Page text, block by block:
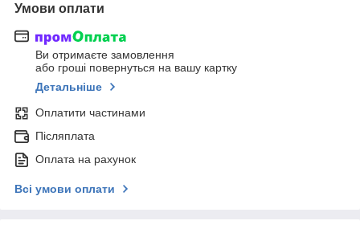
Умови оплати
Ви отримаєте замовлення
або гроші повернуться на вашу картку
Детальніше
Оплатити частинами
Післяплата
Оплата на рахунок
Всі умови оплати